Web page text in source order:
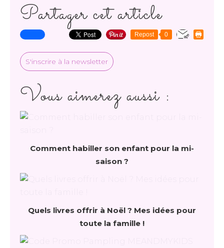
Partager cet article
Repost 0
S'inscrire à la newsletter
Vous aimerez aussi :
Comment habiller son enfant pour la mi-
saison ?
Quels livres offrir à Noël ? Mes idées pour
toute la famille !